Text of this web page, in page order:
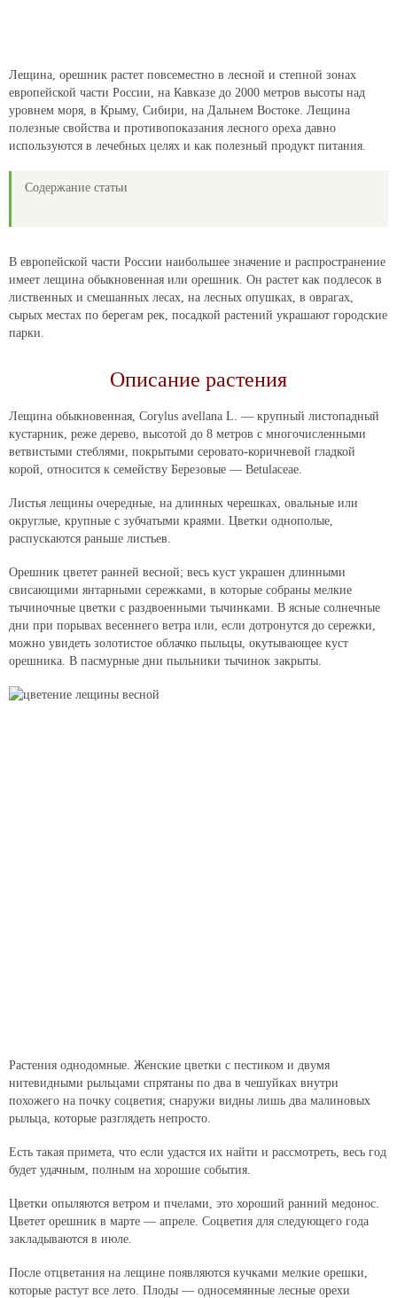
Лещина, орешник растет повсеместно в лесной и степной зонах
европейской части России, на Кавказе до 2000 метров высоты над
уровнем моря, в Крыму, Сибири, на Дальнем Востоке. Лещина
полезные свойства и противопоказания лесного ореха давно
используются в лечебных целях и как полезный продукт питания.
Содержание статьи
В европейской части России наибольшее значение и распространение
имеет лещина обыкновенная или орешник. Он растет как подлесок в
лиственных и смешанных лесах, на лесных опушках, в оврагах,
сырых местах по берегам рек, посадкой растений украшают городские
парки.
Описание растения
Лещина обыкновенная, Corylus avellana L. — крупный листопадный
кустарник, реже дерево, высотой до 8 метров с многочисленными
ветвистыми стеблями, покрытыми серовато-коричневой гладкой
корой, относится к семейству Березовые — Betulaceae.
Листья лещины очередные, на длинных черешках, овальные или
округлые, крупные с зубчатыми краями. Цветки однополые,
распускаются раньше листьев.
Орешник цветет ранней весной; весь куст украшен длинными
свисающими янтарными сережками, в которые собраны мелкие
тычиночные цветки с раздвоенными тычинками. В ясные солнечные
дни при порывах весеннего ветра или, если дотронутся до сережки,
можно увидеть золотистое облачко пыльцы, окутывающее куст
орешника. В пасмурные дни пыльники тычинок закрыты.
Растения однодомные. Женские цветки с пестиком и двумя
нитевидными рыльцами спрятаны по два в чешуйках внутри
похожего на почку соцветия; снаружи видны лишь два малиновых
рыльца, которые разглядеть непросто.
Есть такая примета, что если удастся их найти и рассмотреть, весь год
будет удачным, полным на хорошие события.
Цветки опыляются ветром и пчелами, это хороший ранний медонос.
Цветет орешник в марте — апреле. Соцветия для следующего года
закладываются в июле.
После отцветания на лещине появляются кучками мелкие орешки,
которые растут все лето. Плоды — односемянные лесные орехи